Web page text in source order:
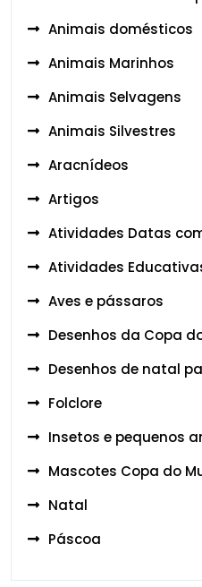
Animais domésticos
Animais Marinhos
Animais Selvagens
Animais Silvestres
Aracnídeos
Artigos
Atividades Datas
Atividades
Aves e pássaros
Desenhos da Copa
Desenhos de natal
Folclore
Insetos e pequenos
Mascotes Copa do
Natal
Páscoa